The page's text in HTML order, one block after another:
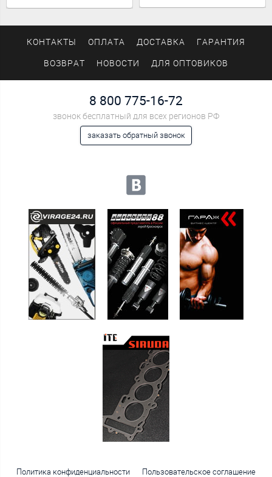
КОНТАКТЫ ОПЛАТА ДОСТАВКА ГАРАНТИЯ
ВОЗВРАТ НОВОСТИ ДЛЯ ОПТОВИКОВ
8 800 775-16-72
звонок бесплатный для всех регионов РФ
заказать обратный звонок
Политика конфиденциальности Пользовательское соглашение